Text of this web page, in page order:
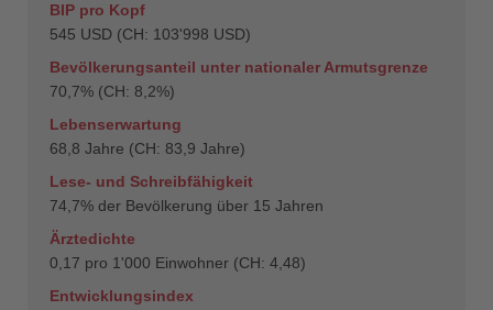
BIP pro Kopf
545 USD (CH: 103'998 USD)
Bevölkerungsanteil unter nationaler Armutsgrenze
70,7% (CH: 8,2%)
Lebenserwartung
68,8 Jahre (CH: 83,9 Jahre)
Lese- und Schreibfähigkeit
74,7% der Bevölkerung über 15 Jahren
Ärztedichte
0,17 pro 1'000 Einwohner (CH: 4,48)
Entwicklungsindex